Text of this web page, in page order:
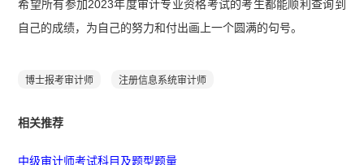
希望所有参加2023年度审计专业资格考试的考生都能顺利查询到
自己的成绩，为自己的努力和付出画上一个圆满的句号。
博士报考审计师 注册信息系统审计师
相关推荐
中级审计师考试科目及题型题量